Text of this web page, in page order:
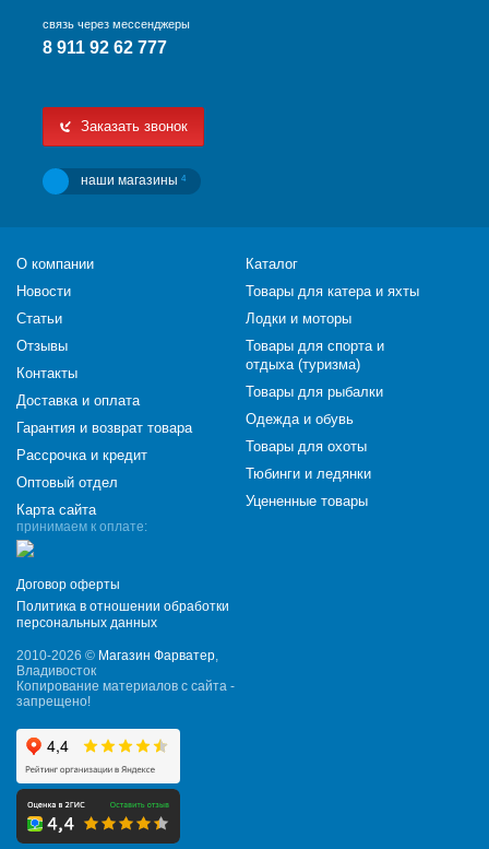
связь через мессенджеры
8 911 92 62 777
Заказать звонок
наши магазины 4
принимаем к оплате:
Договор оферты
Политика в отношении обработки
персональных данных
2010-2026 © Магазин Фарватер,
Владивосток
Копирование материалов с сайта -
запрещено!
О компании
Новости
Статьи
Отзывы
Контакты
Доставка и оплата
Гарантия и возврат товара
Рассрочка и кредит
Оптовый отдел
Карта сайта
Каталог
Товары для катера и яхты
Лодки и моторы
Товары для спорта и
отдыха (туризма)
Товары для рыбалки
Одежда и обувь
Товары для охоты
Тюбинги и ледянки
Уцененные товары